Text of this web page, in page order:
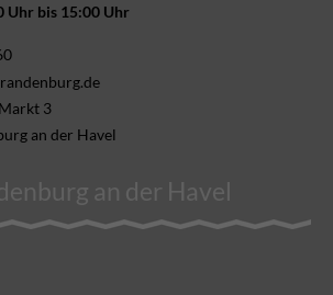
Uhr bis 15:00 Uhr
3
an der Havel
an der Havel